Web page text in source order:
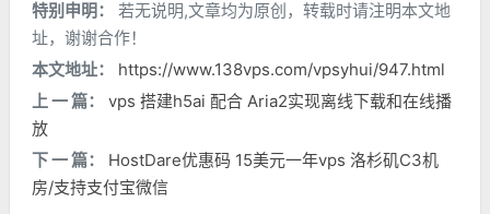
特别申明：
若无说明,文章均为原创，转载时请注明本文地
址，谢谢合作！
本文地址：
https://www.138vps.com/vpsyhui/947.html
上 一 篇：
vps 搭建h5ai 配合 Aria2实现离线下载和在线播
放
下 一 篇：
HostDare优惠码 15美元一年vps 洛杉矶C3机
房/支持支付宝微信